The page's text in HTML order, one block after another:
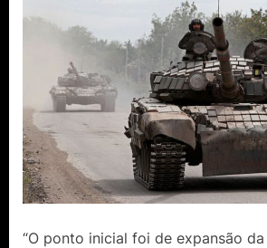
“O ponto inicial foi de expansão